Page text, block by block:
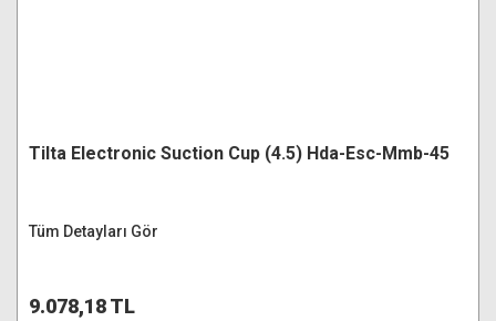
Tilta Electronic Suction Cup (4.5) Hda-Esc-Mmb-45
Tüm Detayları Gör
9.078,18 TL